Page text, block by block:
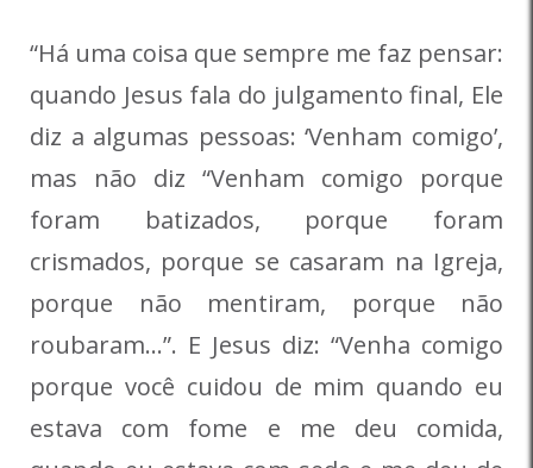
“Há uma coisa que sempre me faz pensar:
quando Jesus fala do julgamento final, Ele
diz a algumas pessoas: ‘Venham comigo’,
mas não diz “Venham comigo porque
foram batizados, porque foram
crismados, porque se casaram na Igreja,
porque não mentiram, porque não
roubaram…”. E Jesus diz: “Venha comigo
porque você cuidou de mim quando eu
estava com fome e me deu comida,